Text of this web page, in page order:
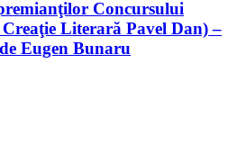
Concursului
Literară Pavel Dan) –
Eugen Bunaru